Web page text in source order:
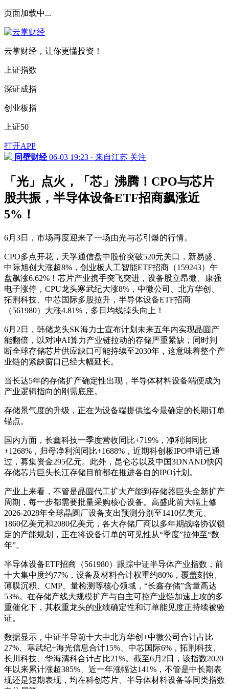
页面加载中...
云掌财经，让你更懂投资！
上证指数
深证成指
创业板指
上证50
打开APP
同壁财经 06-03 19:23 · 来自江苏 关注
「光」点火，「芯」沸腾！CPO与芯片
股共振，半导体设备ETF招商飙涨近
5%！
6月3日，市场再度迎来了一场由光与芯引爆的行情。
CPO多点开花，天孚通信盘中股价突破520元关口，新易盛、
中际旭创大涨超8%，创业板人工智能ETF招商（159243）午
盘飙涨6.62%！芯片产业携手突飞突进，设备股立昂微、康强
电子涨停，CPU龙头寒武纪大涨8%，中微公司、北方华创、
拓荆科技、中芯国际多股拉升，半导体设备ETF招商
（561980）大涨4.81%，多日均线掉头向上！
6月2日，韩储龙头SK海力士宣布计划未来五年内实现晶圆产
能翻倍，以对冲AI算力产业链拉动的存储严重紧缺，同时判
断全球存储芯片供应缺口可能持续至2030年，这意味着整个产
业链的紧缺窗口已经大幅延长。
当长达5年的存储扩产确定性出现，半导体材料设备端便成为
产业逻辑指向的刚需底座。
存储景气度的升级，正在为设备端提供迄今最确定的长期订单
锚点。
国内方面，长鑫科技一季度营收同比+719%，净利润同比
+1268%，归母净利润同比+1688%，近期科创板IPO申请已通
过，募集资金295亿元。此外，昆仑芯以及中国3DNAND快闪
存储芯片巨头长江存储目前都在推进各自的IPO计划。
产业上来看，不管是晶圆代工扩大产能到存储器巨头全新扩产
周期，每一步都需要批量采购核心设备。高盛此前大幅上修
2026-2028年全球晶圆厂设备支出预测分别至1410亿美元、
1860亿美元和2080亿美元，各大存储厂商以多年期战略协议锁
定的产能规划，正在将设备订单的可见性从“季度”拉伸至“数
年”。
半导体设备ETF招商（561980）跟踪中证半导体产业指数，前
十大集中度约77%，设备及材料合计权重约80%，覆盖刻蚀、
薄膜沉积、CMP、量检测等核心领域，“长鑫存储”含量高达
53%。在存储产线大规模扩产与自主可控产业链加速上攻的多
重催化下，其权重龙头的业绩确定性和订单能见度正持续被验
证。
数据显示，中证半导前十大中北方华创+中微公司合计占比
27%、寒武纪+海光信息合计15%、中芯国际6%，拓荆科技、
长川科技、华海清科合计占比21%。截至6月2日，该指数2020
年以来累计涨超385%、近一年涨幅达141%，不管是中长期表
现还是短期表现，均在科创芯片、半导体材料设备等同类指数